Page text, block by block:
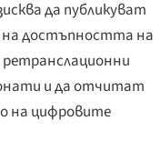
да публикуват
достъпността на
ретранслационни
и да отчитат
на цифровите